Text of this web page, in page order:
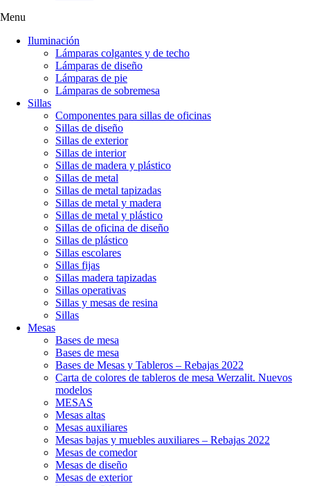
Menu
Iluminación
Lámparas colgantes y de techo
Lámparas de diseño
Lámparas de pie
Lámparas de sobremesa
Sillas
Componentes para sillas de oficinas
Sillas de diseño
Sillas de exterior
Sillas de interior
Sillas de madera y plástico
Sillas de metal
Sillas de metal tapizadas
Sillas de metal y madera
Sillas de metal y plástico
Sillas de oficina de diseño
Sillas de plástico
Sillas escolares
Sillas fijas
Sillas madera tapizadas
Sillas operativas
Sillas y mesas de resina
Sillas
Mesas
Bases de mesa
Bases de mesa
Bases de Mesas y Tableros – Rebajas 2022
Carta de colores de tableros de mesa Werzalit. Nuevos
modelos
MESAS
Mesas altas
Mesas auxiliares
Mesas bajas y muebles auxiliares – Rebajas 2022
Mesas de comedor
Mesas de diseño
Mesas de exterior